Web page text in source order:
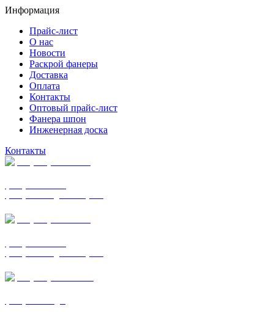
Информация
Прайс-лист
О нас
Новости
Раскрой фанеры
Доставка
Оплата
Контакты
Оптовый прайс-лист
Фанера шпон
Инженерная доска
Контакты